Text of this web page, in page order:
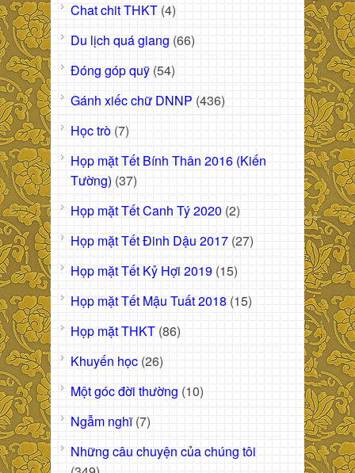
Chat chit THKT (4)
Du lịch quá giang (66)
Đóng góp quỹ (54)
Gánh xiếc chữ DNNP (436)
Học trò (7)
Họp mặt Tết Bính Thân 2016 (Kiến
Tường) (37)
Họp mặt Tết Canh Tý 2020 (2)
Họp mặt Tết Đinh Dậu 2017 (27)
Họp mặt Tết Kỷ Hợi 2019 (15)
Họp mặt Tết Mậu Tuất 2018 (15)
Họp mặt THKT (86)
Khuyến học (26)
Một góc đời thường (10)
Ngẫm nghĩ(7)
Những câu chuyện của chúng tôi